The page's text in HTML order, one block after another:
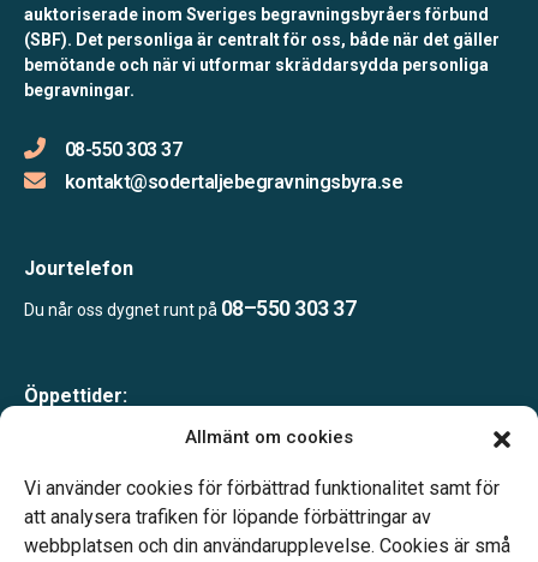
Allmänt om cookies
Vi använder cookies för förbättrad funktionalitet samt för
att analysera trafiken för löpande förbättringar av
webbplatsen och din användarupplevelse. Cookies är små
auktoriserade inom Sveriges begravningsbyråers förbund
(SBF). Det personliga är centralt för oss, både när det gäller
bemötande och när vi utformar skräddarsydda personliga
begravningar.
08-550 303 37
kontakt@sodertaljebegravningsbyra.se
Jourtelefon
Du når oss dygnet runt på 08–550 303 37
Öppettider:
Lunchstängt 12.00–13.00
Telefonjour dygnet runt